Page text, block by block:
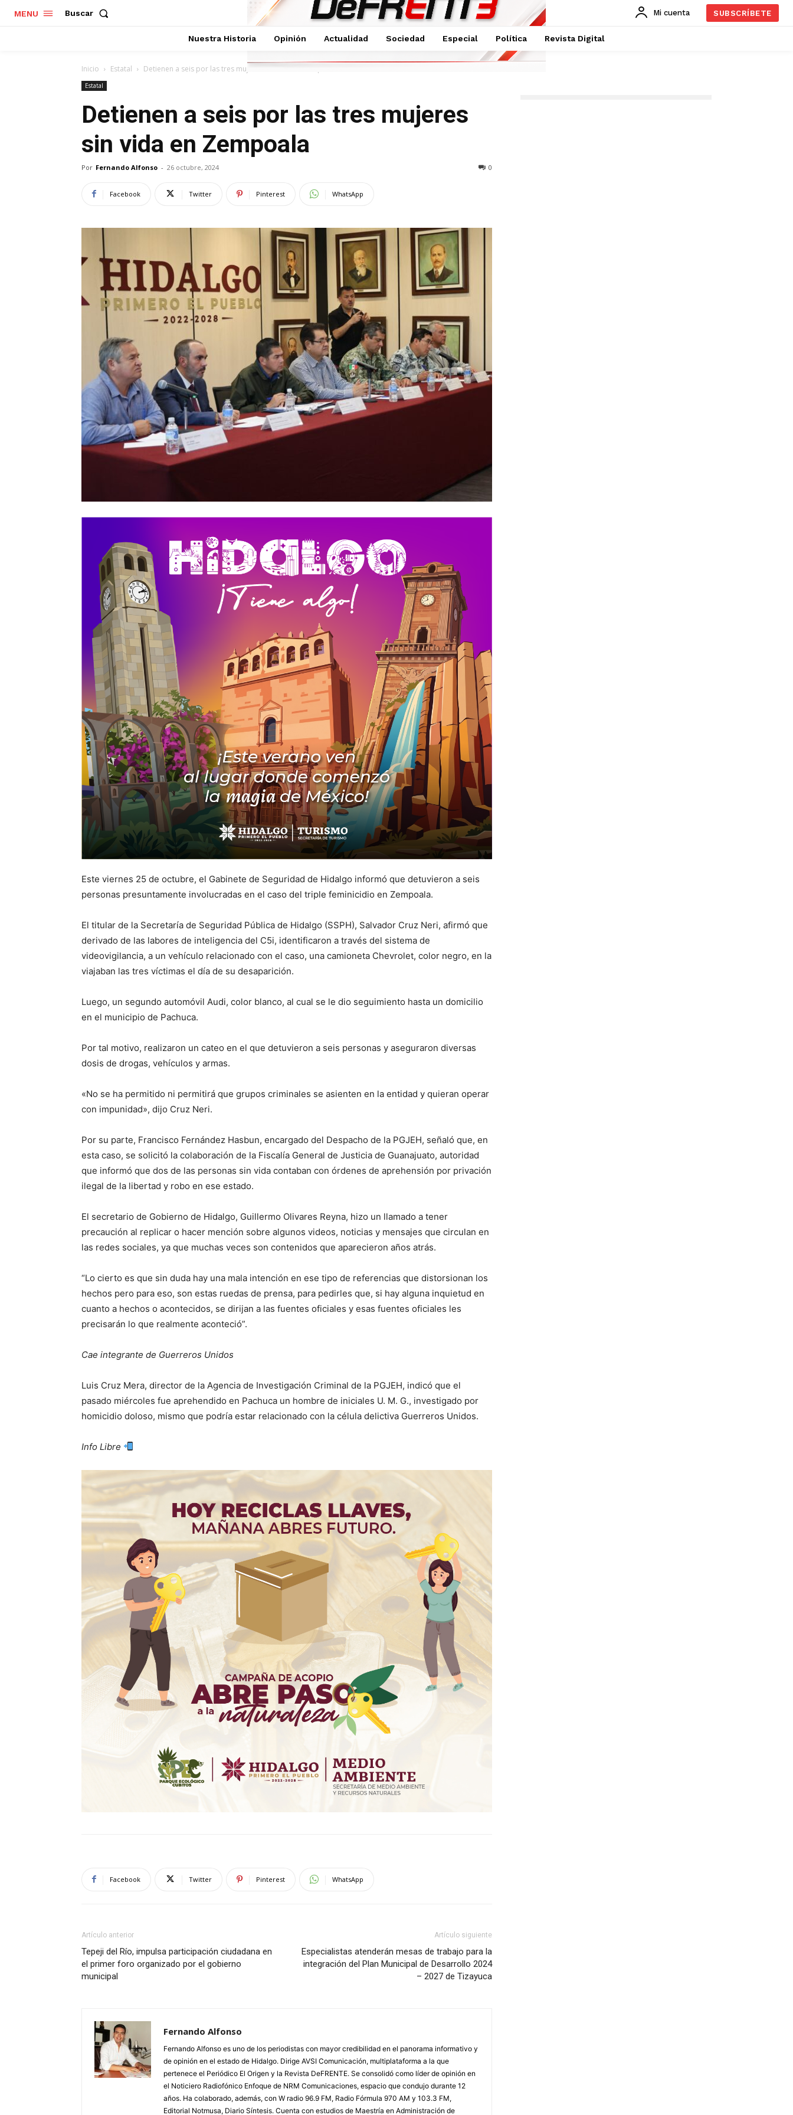
MENU Buscar Mi cuenta SUBSCRÍBETE
Nuestra Historia Opinión Actualidad Sociedad Especial Política Revista Digital
Inicio Estatal Detienen a seis por las tres mujeres sin vida en Zempoala
Estatal
Detienen a seis por las tres mujeres
sin vida en Zempoala
Por Fernando Alfonso - 26 octubre, 2024 0
Facebook Twitter Pinterest WhatsApp
Este viernes 25 de octubre, el Gabinete de Seguridad de Hidalgo informó que detuvieron a seis
personas presuntamente involucradas en el caso del triple feminicidio en Zempoala.
El titular de la Secretaría de Seguridad Pública de Hidalgo (SSPH), Salvador Cruz Neri, afirmó que
derivado de las labores de inteligencia del C5i, identificaron a través del sistema de
videovigilancia, a un vehículo relacionado con el caso, una camioneta Chevrolet, color negro, en la
viajaban las tres víctimas el día de su desaparición.
Luego, un segundo automóvil Audi, color blanco, al cual se le dio seguimiento hasta un domicilio
en el municipio de Pachuca.
Por tal motivo, realizaron un cateo en el que detuvieron a seis personas y aseguraron diversas
dosis de drogas, vehículos y armas.
«No se ha permitido ni permitirá que grupos criminales se asienten en la entidad y quieran operar
con impunidad», dijo Cruz Neri.
Por su parte, Francisco Fernández Hasbun, encargado del Despacho de la PGJEH, señaló que, en
esta caso, se solicitó la colaboración de la Fiscalía General de Justicia de Guanajuato, autoridad
que informó que dos de las personas sin vida contaban con órdenes de aprehensión por privación
ilegal de la libertad y robo en ese estado.
El secretario de Gobierno de Hidalgo, Guillermo Olivares Reyna, hizo un llamado a tener
precaución al replicar o hacer mención sobre algunos videos, noticias y mensajes que circulan en
las redes sociales, ya que muchas veces son contenidos que aparecieron años atrás.
“Lo cierto es que sin duda hay una mala intención en ese tipo de referencias que distorsionan los
hechos pero para eso, son estas ruedas de prensa, para pedirles que, si hay alguna inquietud en
cuanto a hechos o acontecidos, se dirijan a las fuentes oficiales y esas fuentes oficiales les
precisarán lo que realmente aconteció”.
Cae integrante de Guerreros Unidos
Luis Cruz Mera, director de la Agencia de Investigación Criminal de la PGJEH, indicó que el
pasado miércoles fue aprehendido en Pachuca un hombre de iniciales U. M. G., investigado por
homicidio doloso, mismo que podría estar relacionado con la célula delictiva Guerreros Unidos.
Info Libre
Facebook Twitter Pinterest WhatsApp
Artículo anterior
Tepeji del Río, impulsa participación ciudadana en
el primer foro organizado por el gobierno
municipal
Artículo siguiente
Especialistas atenderán mesas de trabajo para la
integración del Plan Municipal de Desarrollo 2024
– 2027 de Tizayuca
Fernando Alfonso
Fernando Alfonso es uno de los periodistas con mayor credibilidad en el panorama informativo y
de opinión en el estado de Hidalgo. Dirige AVSI Comunicación, multiplataforma a la que
pertenece el Periódico El Origen y la Revista DeFRENTE. Se consolidó como líder de opinión en
el Noticiero Radiofónico Enfoque de NRM Comunicaciones, espacio que condujo durante 12
años. Ha colaborado, además, con W radio 96.9 FM, Radio Fórmula 970 AM y 103.3 FM,
Editorial Notmusa, Diario Síntesis. Cuenta con estudios de Maestría en Administración de